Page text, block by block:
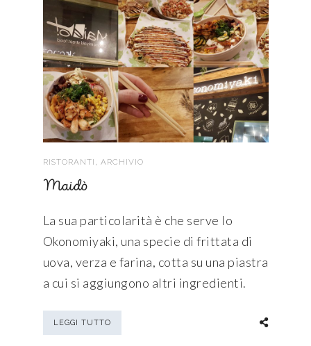
RISTORANTI ARCHIVIO
Maidò
La sua particolarità è che serve lo
Okonomiyaki, una specie di frittata di
uova, verza e farina, cotta su una piastra
a cui si aggiungono altri ingredienti.
LEGGI TUTTO